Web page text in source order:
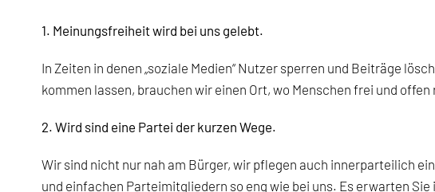
1. Meinungsfreiheit wird bei uns gelebt.
In Zeiten in denen „soziale Medien“ Nutzer sperren und Beiträge
kommen lassen, brauchen wir einen Ort, wo Menschen frei und
2. Wird sind eine Partei der kurzen Wege.
Wir sind nicht nur nah am Bürger, wir pflegen auch innerparteilich
und einfachen Parteimitgliedern so eng wie bei uns. Es erwarten